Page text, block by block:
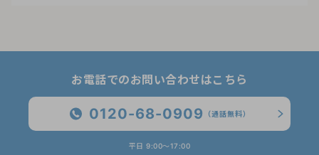
お電話でのお問い合わせはこちら
0120-68-0909 （通話無料）
平日 9:00〜17:00